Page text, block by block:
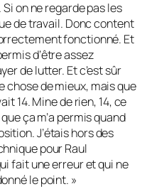
on ne regarde pas les
de travail. Donc content
fonctionné. Et
d’être assez
de lutter. Et c’est sûr
chose de mieux, mais que
14. Mine de rien, 14, ce
ça m’a permis quand
J’étais hors des
pour Raul
fait une erreur et qui ne
le point. »